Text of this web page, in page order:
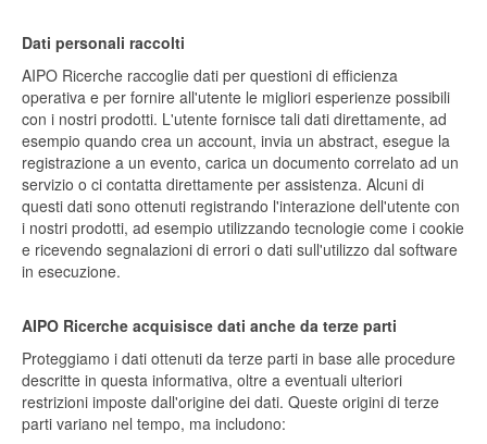
Dati personali raccolti
AIPO Ricerche raccoglie dati per questioni di efficienza
operativa e per fornire all'utente le migliori esperienze possibili
con i nostri prodotti. L'utente fornisce tali dati direttamente, ad
esempio quando crea un account, invia un abstract, esegue la
registrazione a un evento, carica un documento correlato ad un
servizio o ci contatta direttamente per assistenza. Alcuni di
questi dati sono ottenuti registrando l'interazione dell'utente con
i nostri prodotti, ad esempio utilizzando tecnologie come i cookie
e ricevendo segnalazioni di errori o dati sull'utilizzo dal software
in esecuzione.
AIPO Ricerche acquisisce dati anche da terze parti
Proteggiamo i dati ottenuti da terze parti in base alle procedure
descritte in questa informativa, oltre a eventuali ulteriori
restrizioni imposte dall'origine dei dati. Queste origini di terze
parti variano nel tempo, ma includono: